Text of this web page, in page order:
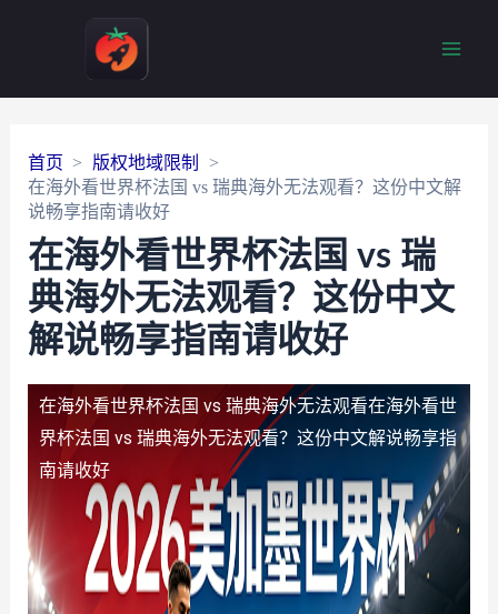
首页
版权地域限制
在海外看世界杯法国 vs 瑞典海外无法观看？这份中文解
说畅享指南请收好
在海外看世界杯法国 vs 瑞
典海外无法观看？这份中文
解说畅享指南请收好
在海外看世界杯法国 vs 瑞典海外无法观看在海外看世
界杯法国 vs 瑞典海外无法观看？这份中文解说畅享指
南请收好